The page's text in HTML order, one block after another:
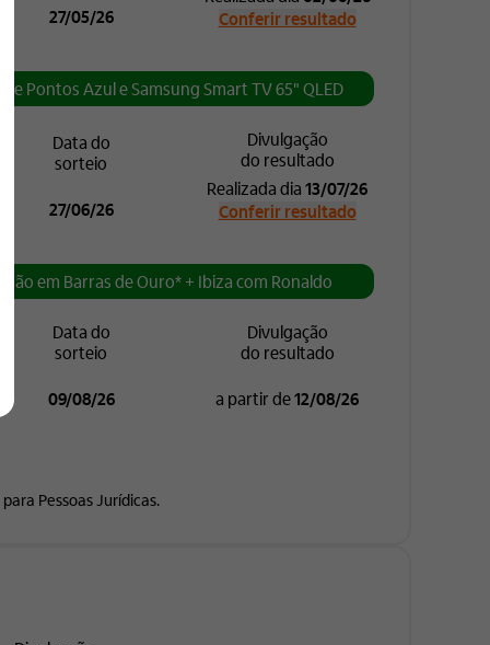
27/05/26
Conferir resultado
de Pontos Azule Samsung Smart TV 65" QLED
Data do
sorteio
27/06/26
Divulgação
do resultado
Realizada dia13/07/26
Conferir resultado
em Barras de Ouro* + Ibiza com Ronaldo
Data do
sorteio
09/08/26
Divulgação
do resultado
a partir de12/08/26
Pessoas Jurídicas.